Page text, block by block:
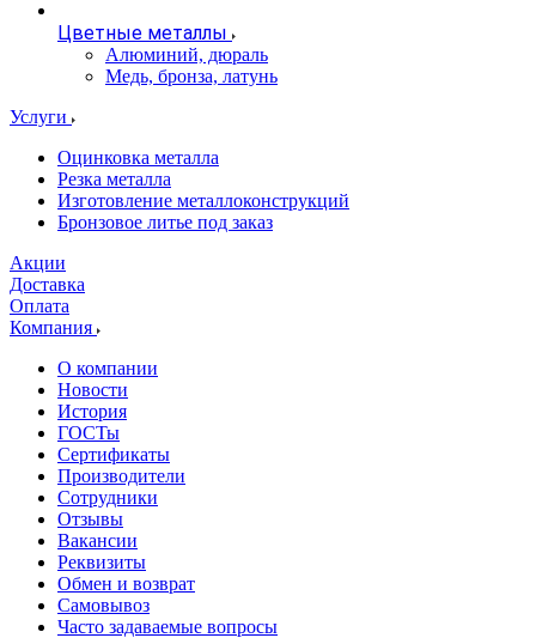
Цветные металлы
Алюминий, дюраль
Медь, бронза, латунь
Услуги
Оцинковка металла
Резка металла
Изготовление металлоконструкций
Бронзовое литье под заказ
Акции
Доставка
Оплата
Компания
О компании
Новости
История
ГОСТы
Сертификаты
Производители
Сотрудники
Отзывы
Вакансии
Реквизиты
Обмен и возврат
Самовывоз
Часто задаваемые вопросы